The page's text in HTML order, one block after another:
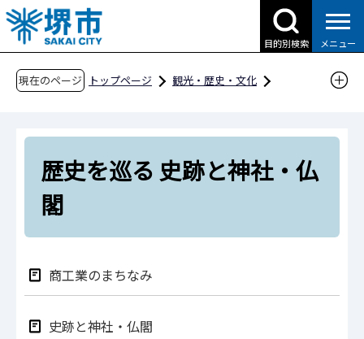
こ
の
ペ
目的別検索 メニュー
現在のページ トップページ
観光・歴史・文化
伝統の継承 歴史・文化 堺
歴史を巡る 史跡と神社・仏閣
歴史を巡る 史跡と神社・仏
閣
商工業のまちなみ
史跡と神社・仏閣